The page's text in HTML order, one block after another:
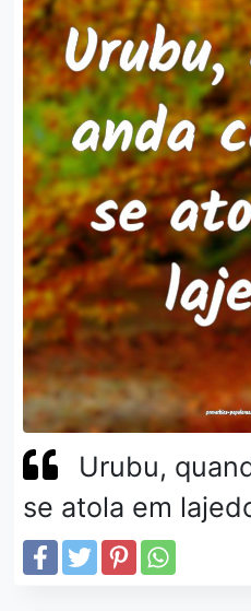
Urubu,
se atola em